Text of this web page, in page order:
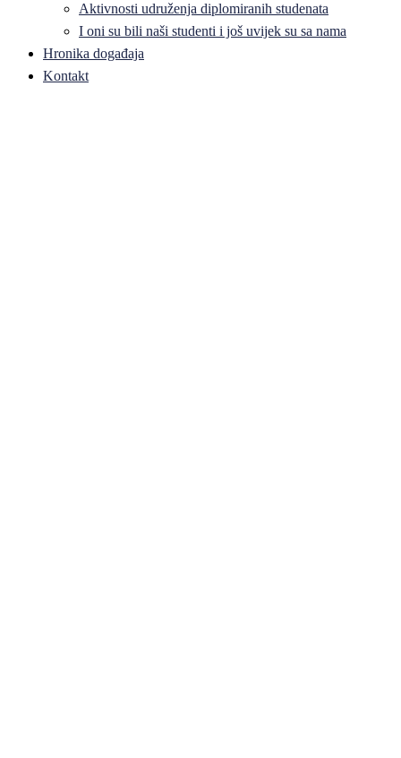
Aktivnosti udruženja diplomiranih studenata
I oni su bili naši studenti i još uvijek su sa nama
Hronika događaja
Kontakt